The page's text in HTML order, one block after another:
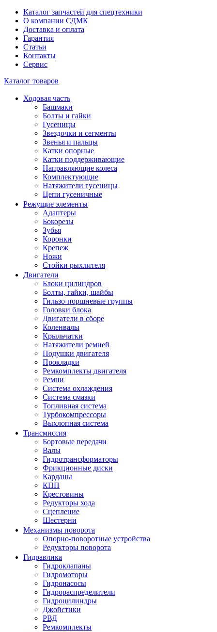
Каталог запчастей для спецтехники
О компании СДМК
Доставка и оплата
Гарантия
Статьи
Контакты
Сервис
Каталог товаров
Ходовая часть
Башмаки
Болты и гайки
Гусеницы
Звездочки и сегменты
Звенья и пальцы
Катки опорные
Катки поддерживающие
Направляющие колеса
Комплектующие
Натяжители гусеницы
Цепи гусеничные
Режущие элементы
Адаптеры
Бокорезы
Зубья
Коронки
Крепеж
Ножи
Стойки рыхлителя
Двигатели
Блоки цилиндров
Болты, гайки, шайбы
Гильзо-поршневые группы
Головки блока
Двигатели в сборе
Коленвалы
Крыльчатки
Натяжители ремней
Подушки двигателя
Прокладки
Ремкомплекты двигателя
Ремни
Система охлаждения
Система смазки
Топливная система
Турбокомпрессоры
Выхлопная система
Трансмиссия
Бортовые передачи
Валы
Гидротрансформаторы
Фрикционные диски
Карданы
КПП
Крестовины
Редукторы хода
Сцепление
Шестерни
Механизмы поворота
Опорно-поворотные устройства
Редукторы поворота
Гидравлика
Гидроклапаны
Гидромоторы
Гидронасосы
Гидрораспределители
Гидроцилиндры
Джойстики
РВД
Ремкомплекты